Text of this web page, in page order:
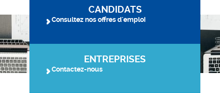
CANDIDATS
Consultez nos offres d'emploi
ENTREPRISES
Contactez-nous